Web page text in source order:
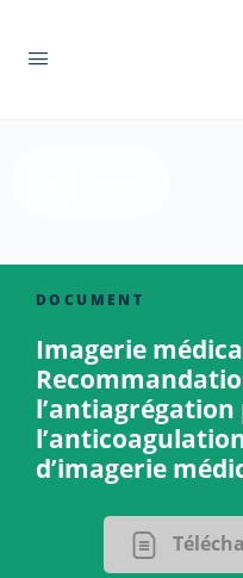
DOCUMENT
Imagerie
d’imagerie